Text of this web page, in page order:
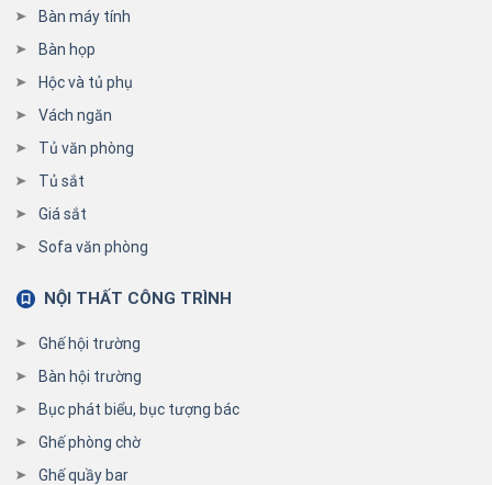
Bàn máy tính
Bàn họp
Hộc và tủ phụ
Vách ngăn
Tủ văn phòng
Tủ sắt
Giá sắt
Sofa văn phòng
NỘI THẤT CÔNG TRÌNH
Ghế hội trường
Bàn hội trường
Bục phát biểu, bục tượng bác
Ghế phòng chờ
Ghế quầy bar